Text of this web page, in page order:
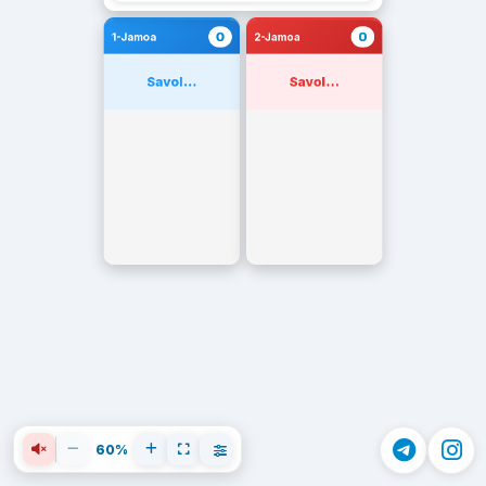
1-Jamoa 0
Savol...
2-Jamoa 0
Savol...
60%